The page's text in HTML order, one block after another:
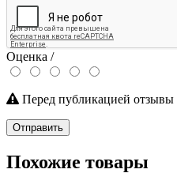
Оценка /
Перед публикацией
Отправить
Похожие товары